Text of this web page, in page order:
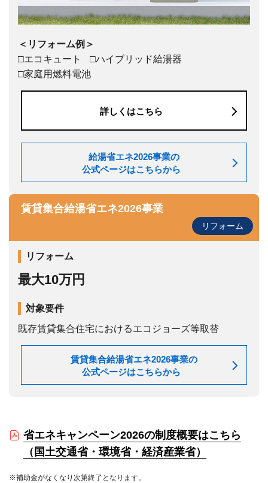
＜リフォーム例＞
□エコキュート
□ハイブリッド給湯器
□家庭用燃料電池
詳しくはこちら
給湯省エネ2026事業の
公式ページはこちらから
賃貸集合給湯省エネ2026事業
リフォーム
リフォーム
最大10万円
対象要件
既存賃貸集合住宅におけるエコジョーズ等取替
賃貸集合給湯省エネ2026事業の
公式ページはこちらから
省エネキャンペーン2026の制度概要はこちら
（国土交通省・環境省・経済産業省）
※補助金がなくなり次第終了となります。